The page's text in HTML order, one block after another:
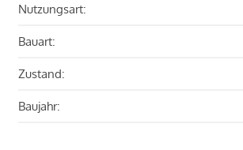
Nutzungsart:
Bauart:
Zustand:
Baujahr: